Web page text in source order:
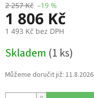
2 257 Kč –19 %
1 806 Kč
1 493 Kč bez DPH
cena:
Skladem (1 ks)
11.8.2026